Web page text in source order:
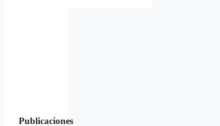
Publicaciones